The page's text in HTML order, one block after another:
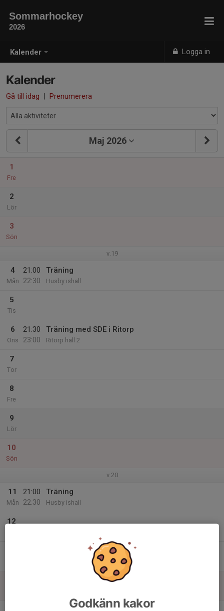
Kalender Logga in
Sommarhockey
2026
Kalender
Gå till idag | Prenumerera
Maj 2026
1
Fre
2
Lör
3
Sön
v.19
4
Mån
21:00
22:30
Träning
Husby ishall
5
Tis
6
Ons
21:30
23:00
Träning med SDE i Ritorp
Ritorp hall 2
7
Tor
8
Fre
9
Lör
10
Sön
v.20
11
Mån
21:00
22:30
Träning
Husby ishall
12
Träning med SDE i Ritorp
Godkänn kakor